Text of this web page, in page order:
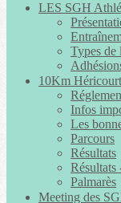
LES SGH
Types de
10Km Héricourt
Infos
Les
Parcours
Résultats
Résultats
Palmarès
Meeting des